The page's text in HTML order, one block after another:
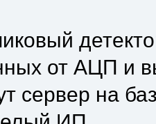
от АЦП и
сервер на